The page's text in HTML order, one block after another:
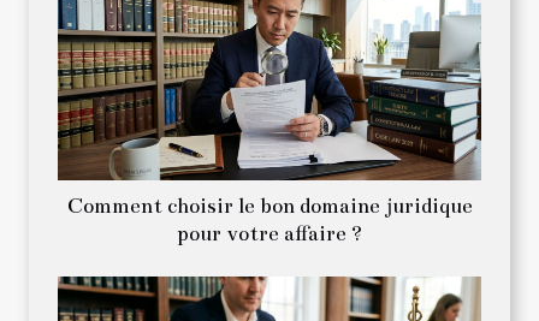
Comment choisir le bon domaine juridique
pour votre affaire ?